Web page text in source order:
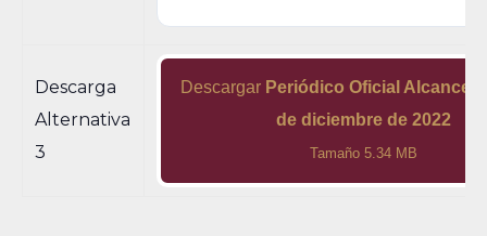
Descarga
Alternativa
3
Descargar Periódico Oficial Alcance
de diciembre de 2022
Tamaño 5.34 MB